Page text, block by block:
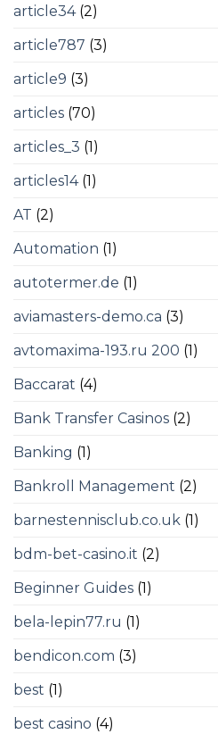
article34(2)
article787 (3)
article9 (3)
articles (70)
articles_3 (1)
articles14(1)
AT (2)
Automation (1)
autotermer.de (1)
aviamasters-demo.ca (3)
avtomaxima-193.ru 200 (1)
Baccarat (4)
Bank Transfer Casinos (2)
Banking (1)
Bankroll Management (2)
barnestennisclub.co.uk (1)
bdm-bet-casino.it (2)
Beginner Guides (1)
bela-lepin77.ru (1)
bendicon.com (3)
best (1)
best casino (4)